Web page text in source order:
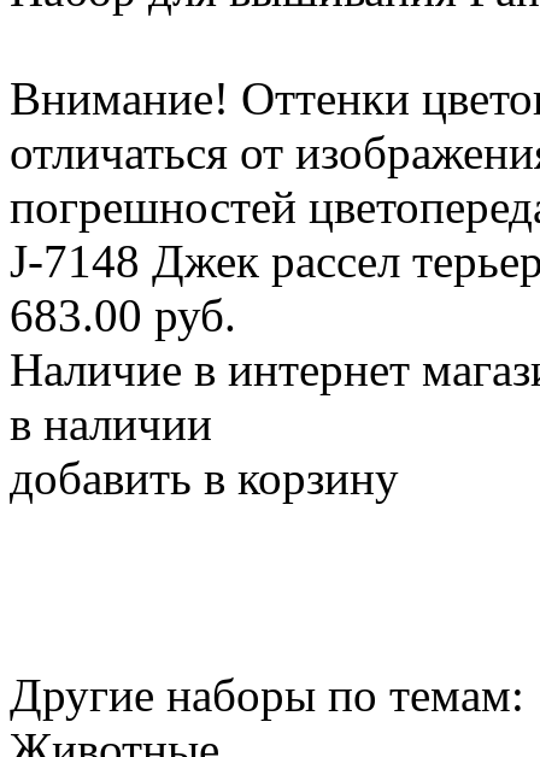
Внимание! Оттенки
отличаться от
погрешностей
J-7148 Джек рассел
683.00 руб.
Наличие в интернет
в наличии
добавить в корзину
Другие наборы по темам: